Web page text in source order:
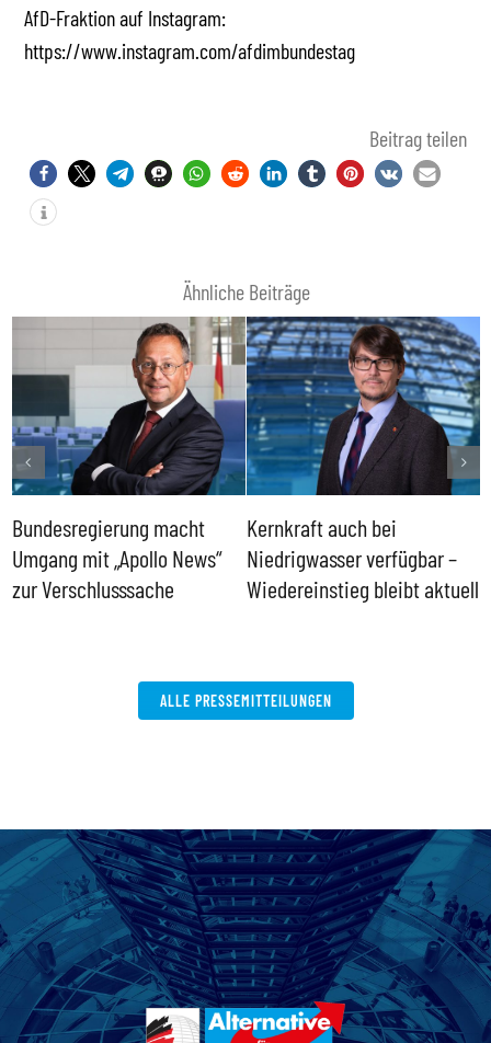
AfD-Fraktion auf Instagram:
https://www.instagram.com/afdimbundestag
Beitrag teilen
Ähnliche Beiträge
Bundesregierung macht
Umgang mit „Apollo News“
zur Verschlusssache
Kernkraft auch bei
Niedrigwasser verfügbar –
Wiedereinstieg bleibt aktuell
ALLE PRESSEMITTEILUNGEN